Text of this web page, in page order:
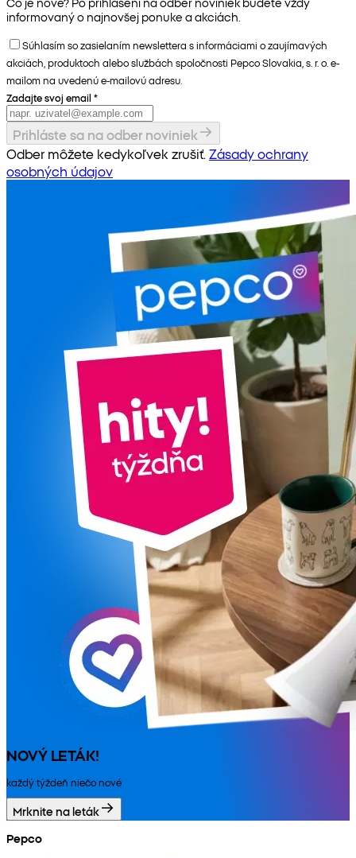
informovaný o najnovšej ponuke a akciách.
Súhlasím so zasielaním newslettera s informáciami o zaujímavých
akciách, produktoch alebo službách spoločnosti Pepco Slovakia, s. r. o. e-
mailom na uvedenú e-mailovú adresu.
Zadajte svoj email *
Prihláste sa na odber noviniek
Odber môžete kedykoľvek zrušiť. Zásady ochrany
osobných údajov
NOVÝ LETÁK!
každý týždeň niečo nové
Mrknite na leták
Pepco